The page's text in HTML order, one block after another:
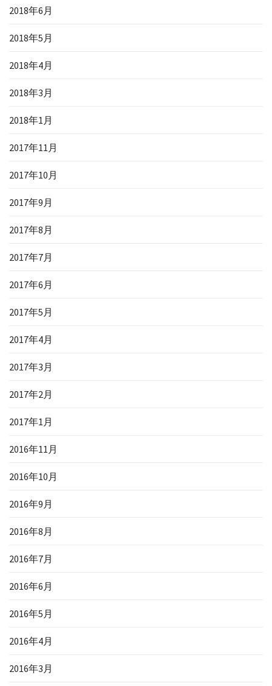
2018年6月
2018年5月
2018年4月
2018年3月
2018年1月
2017年11月
2017年10月
2017年9月
2017年8月
2017年7月
2017年6月
2017年5月
2017年4月
2017年3月
2017年2月
2017年1月
2016年11月
2016年10月
2016年9月
2016年8月
2016年7月
2016年6月
2016年5月
2016年4月
2016年3月